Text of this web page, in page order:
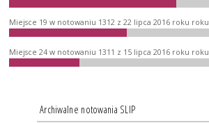
Miejsce 19 w notowaniu 1312 z 22 lipca 2016 roku roku
Miejsce 24 w notowaniu 1311 z 15 lipca 2016 roku roku
Archiwalne notowania SLIP